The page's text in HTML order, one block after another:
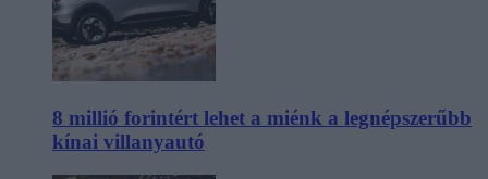
8 millió forintért lehet a miénk a legnépszerűbb
kínai villanyautó